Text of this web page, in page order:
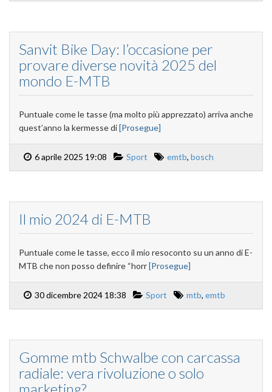
Sanvit Bike Day: l’occasione per
provare diverse novità 2025 del
mondo E-MTB
Puntuale come le tasse (ma molto più apprezzato) arriva anche
quest’anno la kermesse di[Prosegue]
6 aprile 2025 19:08 Sport emtb, bosch
Il mio 2024 di E-MTB
Puntuale come le tasse, ecco il mio resoconto su un anno di E-
MTB che non posso definire “horr[Prosegue]
30 dicembre 2024 18:38 Sport mtb, emtb
Gomme mtb Schwalbe con carcassa
radiale: vera rivoluzione o solo